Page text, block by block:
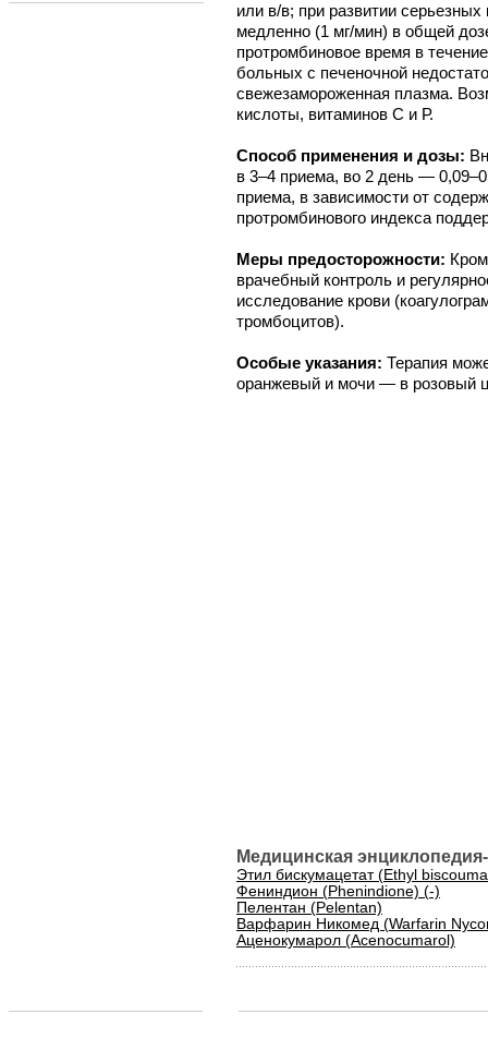
или в/в; при развитии
медленно (1 мг/мин) в общей
протромбиновое время в
больных с печеночной
свежезамороженная плазма.
кислоты, витаминов C и Р.
Способ применения и дозы:
в 3–4 приема, во 2 день —
приема, в зависимости от
протромбинового индекса
Меры предосторожности:
врачебный контроль и
исследование крови
тромбоцитов).
Особые указания: Терапия
оранжевый и мочи — в розовый
Медицинская
Этил бискумацетат (Ethyl
Фениндион (Phenindione) (-)
Пелентан (Pelentan)
Варфарин Никомед (Warfarin
Аценокумарол (Acenocumarol)